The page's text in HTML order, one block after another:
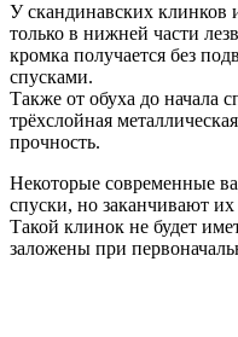
У скандинавских клинков
только в нижней части
кромка получается без
спусками.
Также от обуха до начала
трёхслойная
прочность.
Некоторые современные
спуски, но заканчивают
Такой клинок не будет
заложены при